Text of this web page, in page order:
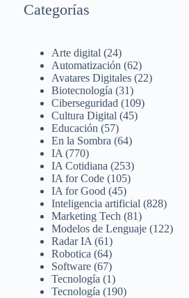
Categorías
Arte digital (24)
Automatización (62)
Avatares Digitales (22)
Biotecnología (31)
Ciberseguridad (109)
Cultura Digital (45)
Educación (57)
En la Sombra (64)
IA (770)
IA Cotidiana (253)
IA for Code (105)
IA for Good (45)
Inteligencia artificial (828)
Marketing Tech (81)
Modelos de Lenguaje (122)
Radar IA (61)
Robotica (64)
Software (67)
Tecnología (1)
Tecnología (190)